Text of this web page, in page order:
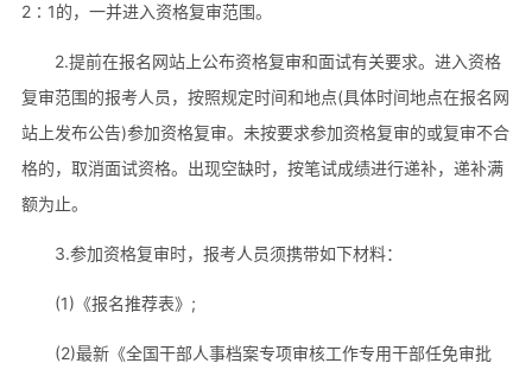
2∶1的，一并进入资格复审范围。
2.提前在报名网站上公布资格复审和面试有关要求。进入资格
复审范围的报考人员，按照规定时间和地点(具体时间地点在报名网
站上发布公告)参加资格复审。未按要求参加资格复审的或复审不合
格的，取消面试资格。出现空缺时，按笔试成绩进行递补，递补满
额为止。
3.参加资格复审时，报考人员须携带如下材料：
(1)《报名推荐表》;
(2)最新《全国干部人事档案专项审核工作专用干部任免审批